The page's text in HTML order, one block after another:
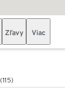
Zľavy Viac
(115)